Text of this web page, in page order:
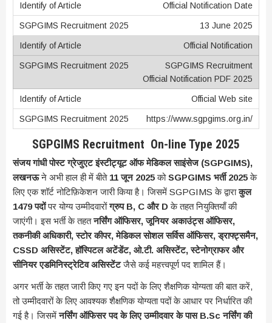
Official Notification Date
13 June 2025
Official Notification
SGPGIMS Recruitment
Official Notification PDF 2025
Official Web site
https://www.sgpgims.org.in/
SGPGIMS Recruitment On-line Type 2025
संजय गांधी पोस्ट ग्रेजुएट इंस्टीट्यूट ऑफ मेडिकल साइंसेज (SGPGIMS),
लखनऊने अभी हाल ही में बीते 11 जून 2025कोSGPGIMS भर्ती 2025के
लिए एक शॉर्ट नोटिफ़िकेशन जारी किया है। जिसमें SGPGIMS के द्वाराकुल
1479 पदोंपर योग्य उम्मीदवारोंग्रुप B, C और Dके तहत नियुक्तियाँ की
जाएंगी। इस भर्ती के तहतनर्सिंग ऑफिसर, जूनियर अकाउंट्स ऑफिसर,
तकनीकी अधिकारी, स्टोर कीपर, मेडिकल सोशल सर्विस ऑफिसर, ड्राफ्ट्समैन,
CSSD असिस्टेंट, हॉस्पिटल अटेंडेंट, ओ.टी. असिस्टेंट, स्टेनोग्राफर और
सीनियर एडमिनिस्ट्रेटिव असिस्टेंटजैसे कई महत्त्वपूर्ण पद शामिल हैं।
अगर भर्ती के तहत जारी किए गए इन पदों के लिए शैक्षणिक योग्यता की बात करें,
तो उम्मीदवारों के लिए आवश्यक शैक्षणिक योग्यता पदों के आधार पर निर्धारित की
गई है। जिसमेंनर्सिंग ऑफिसर पद के लिए उम्मीदवार के पास B.Sc नर्सिंग की